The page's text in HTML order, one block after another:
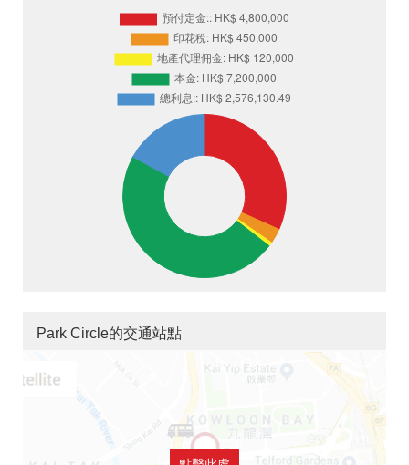
Park Circle的交通站點